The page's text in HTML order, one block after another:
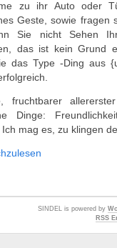
zu ihr Auto oder
Geste, sowie fragen
Sie nicht Sehen
das ist kein Grund
das Type -Ding aus
fruchtbarer
Dinge:
Ich mag es, zu klingen
SINDEL is powered by
RSS